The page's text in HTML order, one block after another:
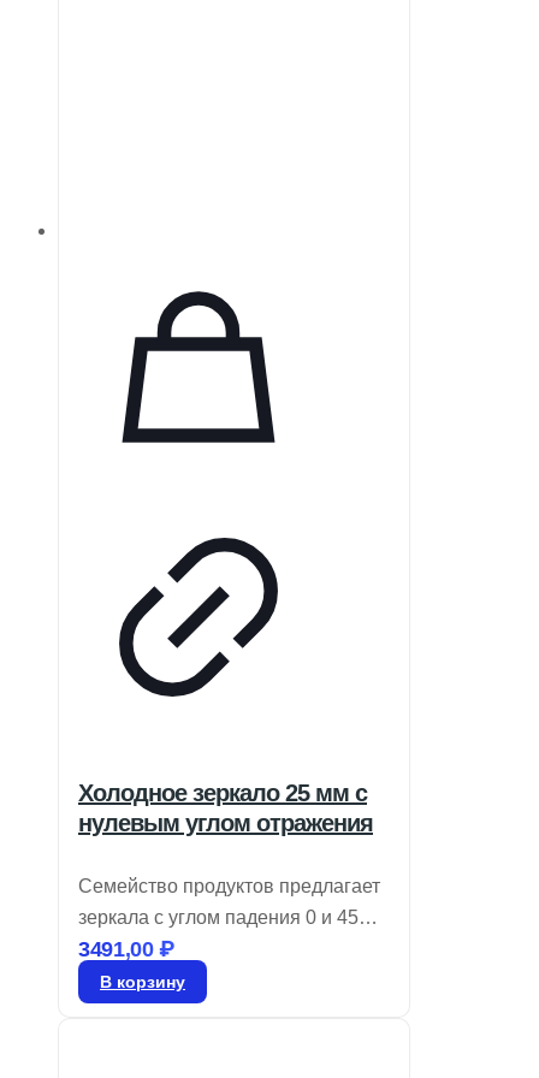
Холодное зеркало 25 мм с
нулевым углом отражения
Семейство продуктов предлагает
зеркала с углом падения 0 и 45
градусов, которые эффективно
отражают 90% видимого света и
3491,00₽
В корзину